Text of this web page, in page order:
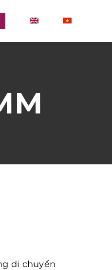
di chuyển